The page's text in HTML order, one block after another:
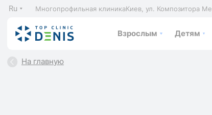
Ru Многопрофильная клиникаКиев, ул. Композитора
Взрослым Детям
На главную